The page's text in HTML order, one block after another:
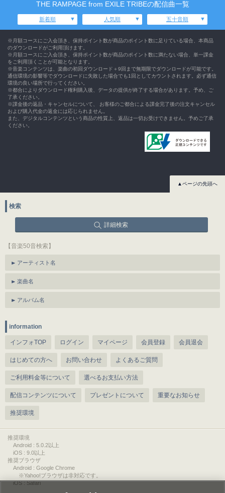
THE RAMPAGE from EXILE TRIBEの配信曲一覧
新着順 人気順 五十音順
※月額コースにご入会頂き、保持ポイント数が商品のポイント数に足りている場合、本商品
のダウンロードがご利用頂けます。
※月額コースにご入会頂き、保持ポイント数が商品のポイント数に満たない場合、単一課金
をご利用頂くことが可能となります。
※音楽コンテンツは、楽曲の初回ダウンロード＋9回まで無期限でダウンロードが可能です。
通信環境の影響等でダウンロードに失敗した場合でも1回としてカウントされます。必ず通信
環境の良い場所で行ってください。
※都合によりダウンロード権利購入後、データの提供が終了する場合があります。予め、ご
了承ください。
※課金後の返品・キャンセルについて、 お客様のご都合による課金完了後の注文キャンセル
および購入代金の返金には応じられません。
また、デジタルコンテンツという商品の性質上、返品は一切お受けできません。予めご了承
ください。
▲ページの先頭へ
検索
詳細検索
【音楽50音検索】
アーティスト名
楽曲名
アルバム名
information
インフォTOP ログイン マイページ 会員登録 会員退会
はじめての方へ お問い合わせ よくあるご質問
ご利用料金等について 選べるお支払い方法
配信コンテンツについて プレゼントについて 重要なお知らせ
推奨環境
推奨環境
Android : 5.0.2以上
iOS : 9.0以上
推奨ブラウザ
Android : Google Chrome
※Yahoo!ブラウザは非対応です。
iOS : Safari